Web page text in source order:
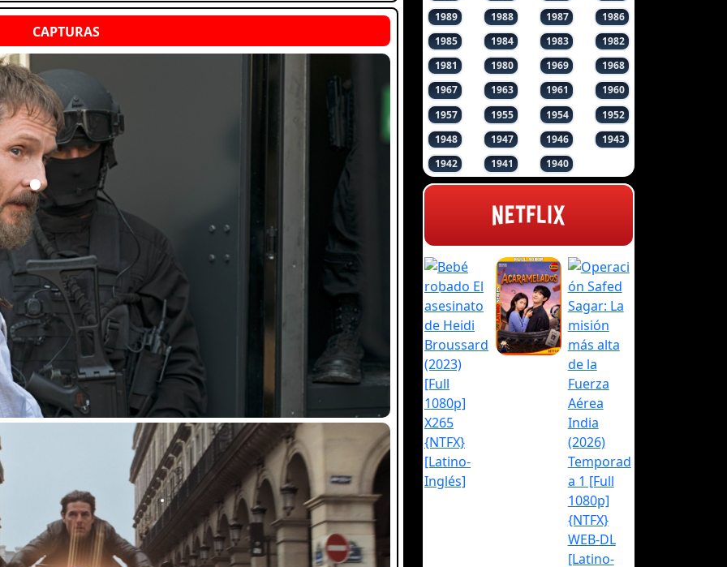
1989
1988 1987
1986
1985
1984 1983
1982
1981
1980 1969
1968
1967
1963 1961
1960
1957
1955 1954
1952
1948
1947 1946
1943
1942
1941 1940